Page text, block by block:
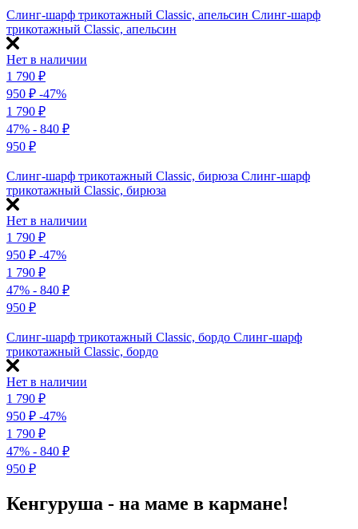
Слинг-шарф трикотажный Classic, апельсин Слинг-шарф
трикотажный Classic, апельсин
Нет в наличии
1 790 ₽
950 ₽ -47%
1 790 ₽
47% - 840 ₽
950 ₽
Слинг-шарф трикотажный Classic, бирюза Слинг-шарф
трикотажный Classic, бирюза
Нет в наличии
1 790 ₽
950 ₽ -47%
1 790 ₽
47% - 840 ₽
950 ₽
Слинг-шарф трикотажный Classic, бордо Слинг-шарф
трикотажный Classic, бордо
Нет в наличии
1 790 ₽
950 ₽ -47%
1 790 ₽
47% - 840 ₽
950 ₽
Кенгуруша - на маме в кармане!